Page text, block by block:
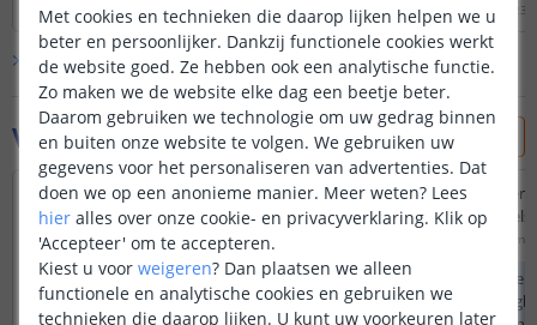
Kortom ben zeer tevreden.
R. Beekman |19 juni 2026 Henk|4 december 2023
Bekijk alle 6 reviews
Vraag & antwoord
Wat is de IP waarde van deze behuizing?
Door Wim op maandag 29 juli 2024
Al onze profielen zijn IP20.
Waarom kan ik geen
bevestigings beugels
vrijdag 5
Helaas heb ik de
profiel los
Met cookies en technieken die daarop lijken helpen we u
beter en persoonlijker. Dankzij functionele cookies werkt
de website goed. Ze hebben ook een analytische functie.
Zo maken we de website elke dag een beetje beter.
Daarom gebruiken we technologie om uw gedrag binnen
en buiten onze website te volgen. We gebruiken uw
gegevens voor het personaliseren van advertenties. Dat
doen we op een anonieme manier. Meer weten? Lees
hier alles over onze cookie- en privacyverklaring. Klik op
'Accepteer' om te accepteren.
Kiest u voor weigeren? Dan plaatsen we alleen
functionele en analytische cookies en gebruiken we
technieken die daarop lijken. U kunt uw voorkeuren later